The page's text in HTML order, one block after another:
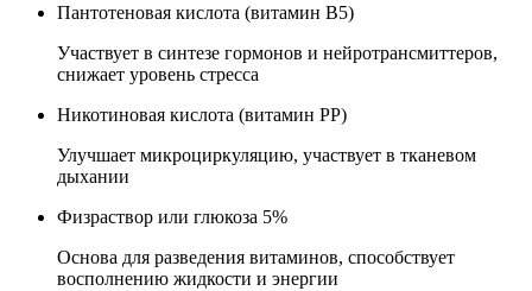
Пантотеновая кислота (витамин B5)
Участвует в синтезе гормонов и нейротрансмиттеров,
снижает уровень стресса
Никотиновая кислота (витамин PP)
Улучшает микроциркуляцию, участвует в тканевом
дыхании
Физраствор или глюкоза 5%
Основа для разведения витаминов, способствует
восполнению жидкости и энергии